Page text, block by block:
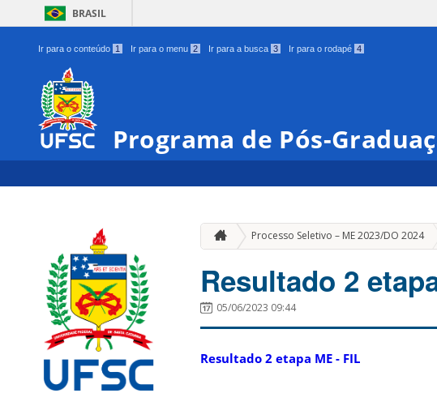
BRASIL
Ir para o conteúdo 1 Ir para o menu 2 Ir para a busca 3 Ir para o rodapé 4
Programa de Pós-
Processo Seletivo – ME 2023/DO 2024
Resultado 2
05/06/2023 09:44
Resultado 2 etapa ME - FIL